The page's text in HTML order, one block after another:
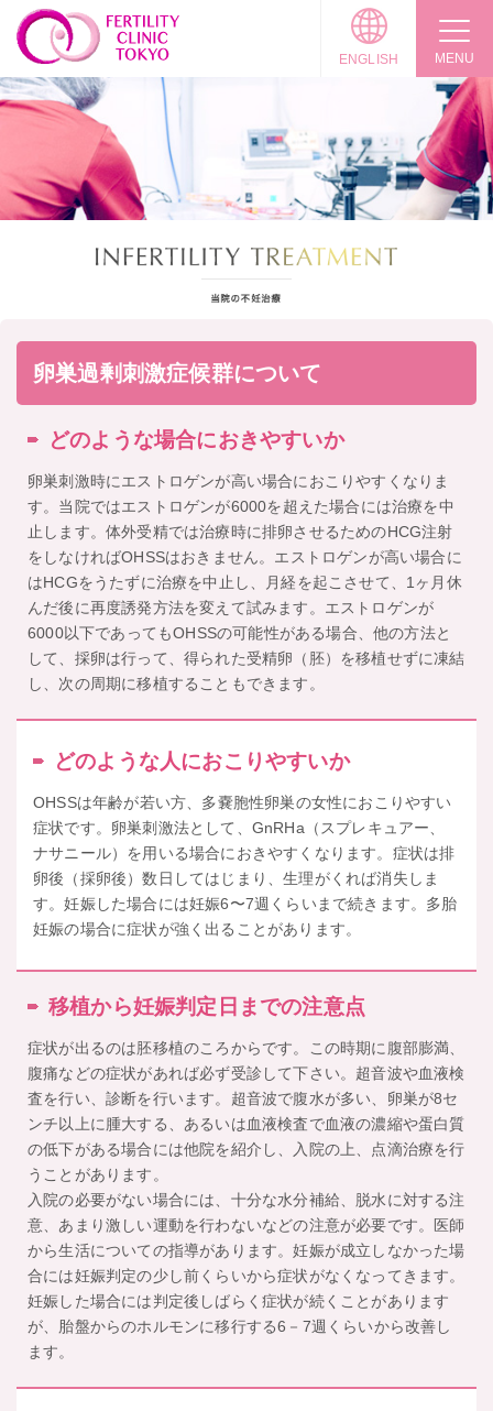
ENGLISH MENU
卵巣過剰刺激症候群について
どのような場合におきやすいか
卵巣刺激時にエストロゲンが高い場合におこりやすくなりま
す。当院ではエストロゲンが6000を超えた場合には治療を中
止します。体外受精では治療時に排卵させるためのHCG注射
をしなければOHSSはおきません。エストロゲンが高い場合に
はHCGをうたずに治療を中止し、月経を起こさせて、1ヶ月休
んだ後に再度誘発方法を変えて試みます。エストロゲンが
6000以下であってもOHSSの可能性がある場合、他の方法と
して、採卵は行って、得られた受精卵（胚）を移植せずに凍結
し、次の周期に移植することもできます。
どのような人におこりやすいか
OHSSは年齢が若い方、多嚢胞性卵巣の女性におこりやすい
症状です。卵巣刺激法として、GnRHa（スプレキュアー、
ナサニール）を用いる場合におきやすくなります。症状は排
卵後（採卵後）数日してはじまり、生理がくれば消失しま
す。妊娠した場合には妊娠6〜7週くらいまで続きます。多胎
妊娠の場合に症状が強く出ることがあります。
移植から妊娠判定日までの注意点
症状が出るのは胚移植のころからです。この時期に腹部膨満、
腹痛などの症状があれば必ず受診して下さい。超音波や血液検
査を行い、診断を行います。超音波で腹水が多い、卵巣が8セ
ンチ以上に腫大する、あるいは血液検査で血液の濃縮や蛋白質
の低下がある場合には他院を紹介し、入院の上、点滴治療を行
うことがあります。
入院の必要がない場合には、十分な水分補給、脱水に対する注
意、あまり激しい運動を行わないなどの注意が必要です。医師
から生活についての指導があります。妊娠が成立しなかった場
合には妊娠判定の少し前くらいから症状がなくなってきます。
妊娠した場合には判定後しばらく症状が続くことがあります
が、胎盤からのホルモンに移行する6－7週くらいから改善し
ます。